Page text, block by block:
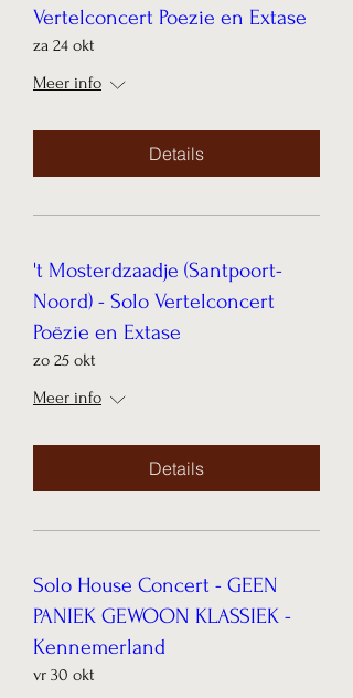
Vertelconcert Poezie en Extase
za 24 okt
Meer info
Details
't Mosterdzaadje (Santpoort-
Noord) - Solo Vertelconcert
Poëzie en Extase
zo 25 okt
Meer info
Details
Solo House Concert - GEEN
PANIEK GEWOON KLASSIEK -
Kennemerland
vr 30 okt